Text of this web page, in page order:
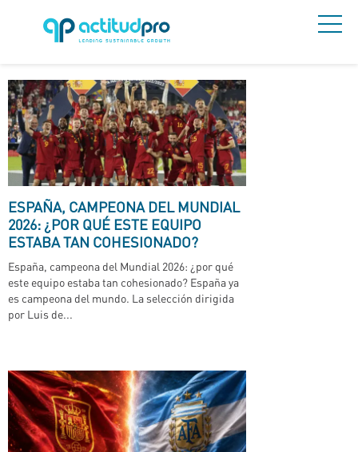
ESPAÑA, CAMPEONA DEL MUNDIAL
2026: ¿POR QUÉ ESTE EQUIPO
ESTABA TAN COHESIONADO?
España, campeona del Mundial 2026: ¿por qué
este equipo estaba tan cohesionado? España ya
es campeona del mundo. La selección dirigida
por Luis de...